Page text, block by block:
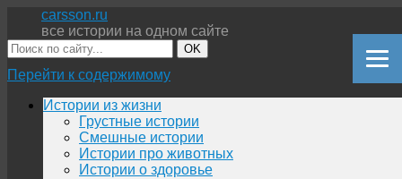
carsson.ru
все истории на одном сайте
OK
Перейти к содержимому
Истории из жизни
Грустные истории
Смешные истории
Истории про животных
Истории о здоровье